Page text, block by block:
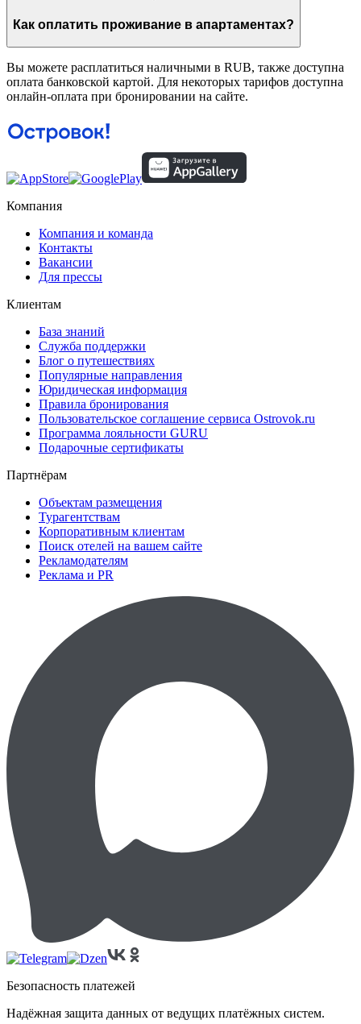
Как оплатить проживание в апартаментах?
Вы можете расплатиться наличными в RUB, также доступна
оплата банковской картой. Для некоторых тарифов доступна
онлайн-оплата при бронировании на сайте.
Компания
Компания и команда
Контакты
Вакансии
Для прессы
Клиентам
База знаний
Служба поддержки
Блог о путешествиях
Популярные направления
Юридическая информация
Правила бронирования
Пользовательское соглашение сервиса Ostrovok.ru
Программа лояльности GURU
Подарочные сертификаты
Партнёрам
Объектам размещения
Турагентствам
Корпоративным клиентам
Поиск отелей на вашем сайте
Рекламодателям
Реклама и PR
Безопасность платежей
Надёжная защита данных от ведущих платёжных систем.